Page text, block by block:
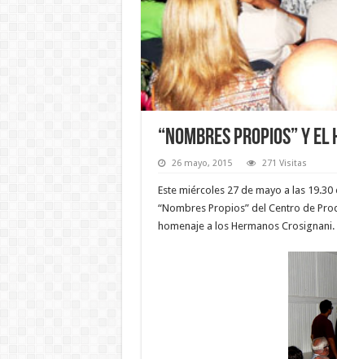
“Nombres Propios” y
26 mayo, 2015 271 Visitas
Este miércoles 27 de mayo a las
“Nombres Propios” del Centro de
homenaje a los Hermanos Crosignani.